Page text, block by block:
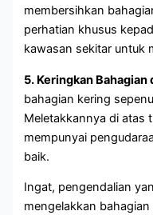
membersihkan
perhatian khusus
kawasan sekitar untuk
5. Keringkan Bahagian
bahagian kering
Meletakkannya di atas
mempunyai
baik.
Ingat, pengendalian
mengelakkan